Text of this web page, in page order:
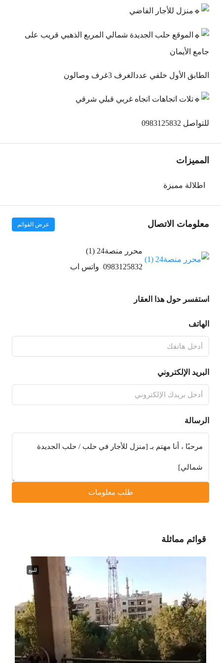
منزل للأجار الفاضي
الموقع حلب الجديدة شمالي المربع الذهبي قريب على
جامع الأيمان
الطابق الأول خلفي عددالغرف 3غرف وصالون
تلات اتجاهات اتجاه غربي قبلي شرقي
للتواصل 0983125832
المميزات
اطلالة مميزة
معلومات الاتصال عرض القوائم
محرر منصة24 (1)
0983125832 واتس اب
استفسر حول هذا العقار
الهاتف
البريد الإلكتروني
الرسالة
طلب معلومات
قوائم مماثلة
للبيع